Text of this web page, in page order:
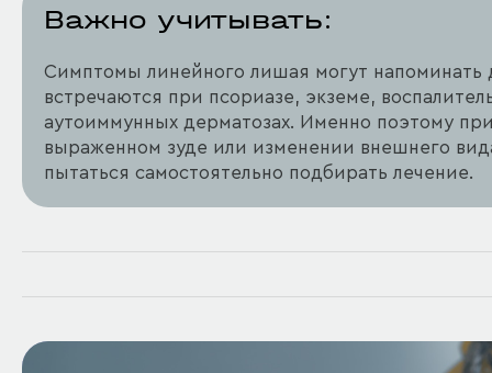
Важно учитывать:
Симптомы линейного лишая могут
встречаются при псориазе, экземе,
аутоиммунных дерматозах. Именно поэтому
выраженном зуде или изменении внешнего
пытаться самостоятельно подбирать лечение.